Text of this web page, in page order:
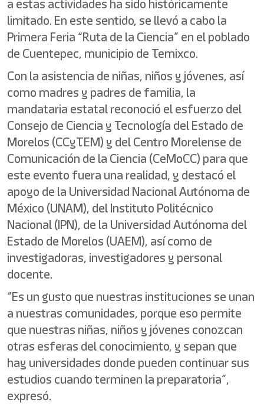
a estas actividades ha sido históricamente
limitado. En este sentido, se llevó a cabo la
Primera Feria “Ruta de la Ciencia” en el poblado
de Cuentepec, municipio de Temixco.
Con la asistencia de niñas, niños y jóvenes, así
como madres y padres de familia, la
mandataria estatal reconoció el esfuerzo del
Consejo de Ciencia y Tecnología del Estado de
Morelos (CCyTEM) y del Centro Morelense de
Comunicación de la Ciencia (CeMoCC) para que
este evento fuera una realidad, y destacó el
apoyo de la Universidad Nacional Autónoma de
México (UNAM), del Instituto Politécnico
Nacional (IPN), de la Universidad Autónoma del
Estado de Morelos (UAEM), así como de
investigadoras, investigadores y personal
docente.
“Es un gusto que nuestras instituciones se unan
a nuestras comunidades, porque eso permite
que nuestras niñas, niños y jóvenes conozcan
otras esferas del conocimiento, y sepan que
hay universidades donde pueden continuar sus
estudios cuando terminen la preparatoria”,
expresó.